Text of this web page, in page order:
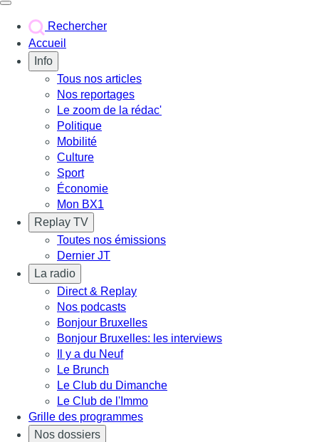
Rechercher
Accueil
Info
Tous nos articles
Nos reportages
Le zoom de la rédac'
Politique
Mobilité
Culture
Sport
Économie
Mon BX1
Replay TV
Toutes nos émissions
Dernier JT
La radio
Direct & Replay
Nos podcasts
Bonjour Bruxelles
Bonjour Bruxelles: les interviews
Il y a du Neuf
Le Brunch
Le Club du Dimanche
Le Club de l'Immo
Grille des programmes
Nos dossiers